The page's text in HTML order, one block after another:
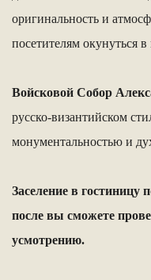
оригинальность и
посетителям окунуться
Войсковой Собор
русско-византийском
монументальностью и
Заселение в гостиницу
после вы сможете
усмотрению.